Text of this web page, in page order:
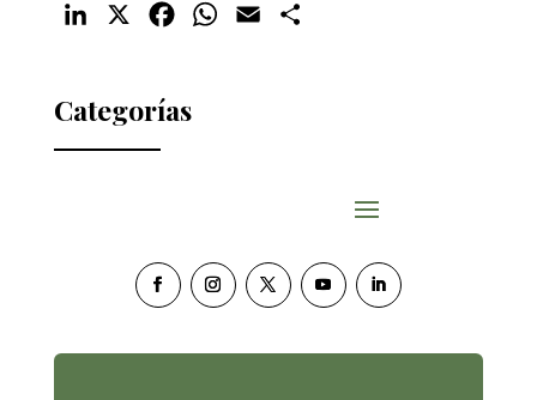
LinkedIn FacebookWhatsApp
Email
Categorías